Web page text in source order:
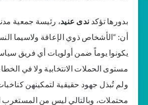
بدورها تؤكد ندى عنيد، رئيسة جمعية
أن: “الأشخاص ذوي الإعاقة ولاسيما
يكونوا يوماً ضمن أولويات أي فريق
مستوى الحملات الانتخابية ولا في
ولم تُبذل جهود حقيقية لتمكينهن
محتملات، وبالتالي ليس من المستغرب